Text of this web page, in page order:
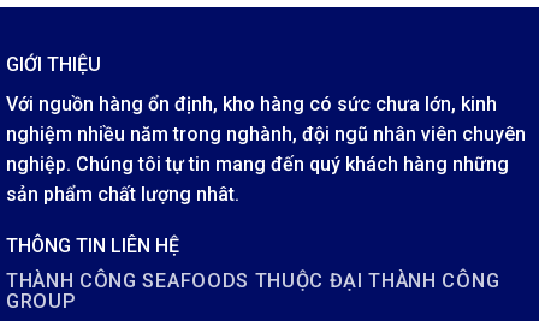
GIỚI THIỆU
Với nguồn hàng ổn định, kho hàng có sức chưa lớn, kinh
nghiệm nhiều năm trong nghành, đội ngũ nhân viên chuyên
nghiệp. Chúng tôi tự tin mang đến quý khách hàng những
sản phẩm chất lượng nhât.
THÔNG TIN LIÊN HỆ
THÀNH CÔNG SEAFOODS THUỘC ĐẠI THÀNH CÔNG
GROUP